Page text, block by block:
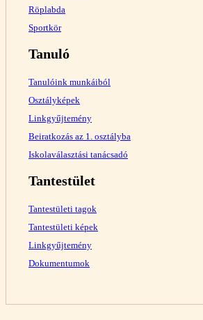
Röplabda
Sportkör
Tanuló
Tanulóink munkáiból
Osztályképek
Linkgyűjtemény
Beiratkozás az 1. osztályba
Iskolaválasztási tanácsadó
Tantestület
Tantestületi tagok
Tantestületi képek
Linkgyűjtemény
Dokumentumok